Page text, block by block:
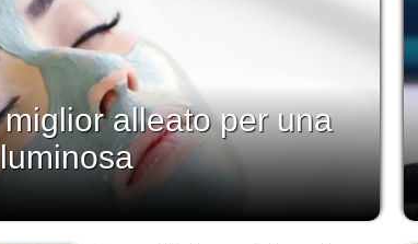
alleato per una